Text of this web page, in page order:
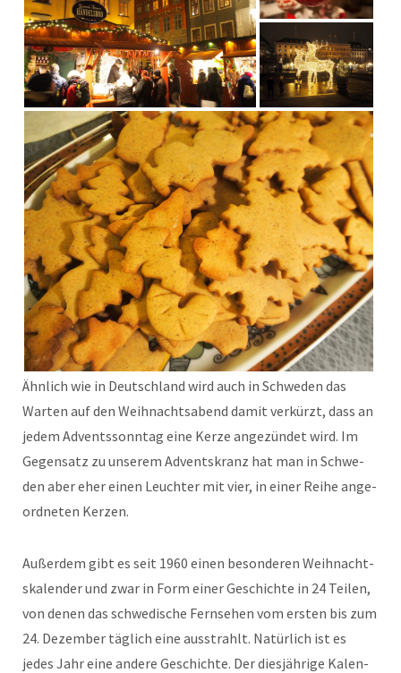
Ähn­lich wie in Deutsch­land wird auch in Schwe­den das
Warten auf den Wei­h­nachtsabend damit verkürzt, dass an
jedem Adventsson­ntag eine Kerze angezün­det wird. Im
Gegen­satz zu unserem Adventskranz hat man in Schwe­
den aber eher einen Leuchter mit vier, in ein­er Rei­he ange­
ord­neten Kerzen.
Außer­dem gibt es seit 1960 einen beson­deren Wei­h­nacht­
skalen­der und zwar in Form ein­er Geschichte in 24 Teilen,
von denen das schwedis­che Fernse­hen vom ersten bis zum
24. Dezem­ber täglich eine ausstrahlt. Natür­lich ist es
jedes Jahr eine andere Geschichte. Der diesjährige Kalen­